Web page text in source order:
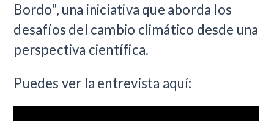
Bordo", una iniciativa que aborda los
desafíos del cambio climático desde una
perspectiva científica.
Puedes ver la entrevista aquí: